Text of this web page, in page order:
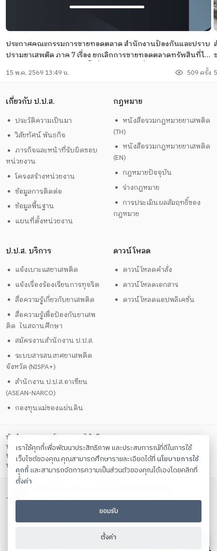
ประกาศคณะกรรมการขายทอดตลาด สำนักงานป้องกันและปราบ
ปรามยาเสพติด ภาค 7 เรื่อง ยกเลิกการขายทอดตลาดทรัพสินที่ไม่
15 พ.ค. 2569 13:49 น. 509 ครั้ง
เกี่ยวกับ ป.ป.ส.
ประวัติความเป็นมา
วิสัยทัศน์ พันธกิจ
ภารกิจและหน้าที่รับผิดชอบ
หน่วยงาน
โครงสร้างหน่วยงาน
ข้อมูลการติดต่อ
ข้อมูลพื้นฐาน
แผนที่ตั้งหน่วยงาน
กฎหมาย
หนังสือรวมกฎหมายยาเสพติด
(TH)
หนังสือรวมกฎหมายยาเสพติด
(EN)
กฎหมายปัจจุบัน
ร่างกฎหมาย
การประเมินผลสัมฤทธิ์ของ
กฎหมาย
ป.ป.ส. บริการ
แจ้งเบาะแสยาเสพติด
แจ้งเรื่องร้องเรียนการทุจริต
สื่อความรู้เกี่ยวกับยาเสพติด
สื่อความรู้เพื่อป้องกันยาเสพ
ติด ในสถานศึกษา
สมัครงานสำนักงาน ป.ป.ส.
ระบบสารสนเทศยาเสพติด
จังหวัด (NISPA+)
สำนักงาน ป.ป.ส.อาเซียน
(ASEAN-NARCO)
กองทุนแม่ของแผ่นดิน
ดาวน์โหลด
ดาวน์โหลดคำสั่ง
ดาวน์โหลดเอกสาร
ดาวน์โหลดแอปพลิเคชั่น
ข้อกำหนดและนโยบายการให้บริการ
นโยบายการคุ้มครองข้อมูลส่วนบุคคล
นโยบายการรักษาความมั่นคงปลอดภัยด้วยเทคโนโลยีสารสนเทศ
นโยบายคุกกี้
ตั้งค่าคุกกี้
90/9 ม.1 ต.บางโทรัด อ.เมือง จ.สมุทรสาคร 74000
โทรศัพท์ 034-432-740 - 44 โทรสาร 034-432-745 Contact
us:saraban_or7@oncb.go.th
เราใช้คุกกี้เพื่อพัฒนาประสิทธิภาพ และประสบการณ์ที่ดีในการใช้
เว็บไซต์ของคุณ คุณสามารถศึกษารายละเอียดได้ที่ นโยบายการใช้
คุกกี้และสามารถจัดการความเป็นส่วนตัวของคุณได้เองโดยคลิกที่
ตั้งค่า
ยอมรับ
ตั้งค่า